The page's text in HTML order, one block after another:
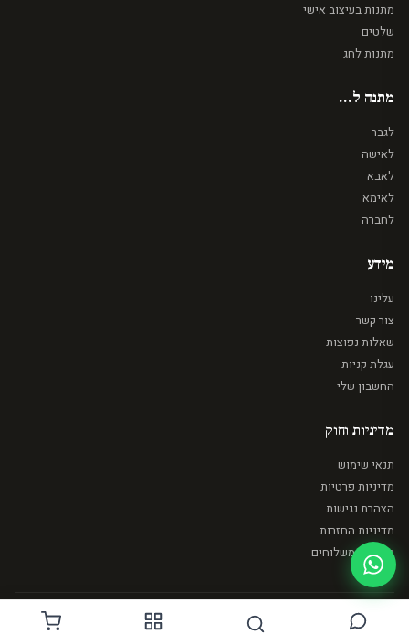
מתנות בעיצוב אישי
שלטים
מתנות לחג
מתנה ל...
לגבר
לאישה
לאבא
לאימא
לחברה
מידע
עלינו
צור קשר
שאלות נפוצות
עגלת קניות
החשבון שלי
מדיניות וחוק
תנאי שימוש
מדיניות פרטיות
הצהרת נגישות
מדיניות החזרות
מדיניות משלוחים